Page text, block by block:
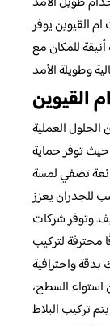
القيوين يوفر
للمكان مع
القيوين
الحلول العملية
حيث توفر حماية
تضفي لمسة
للجدران يعزز
وتوفر شركات
محترفة لتركيب
استواء السطح،
تركيب البلاط